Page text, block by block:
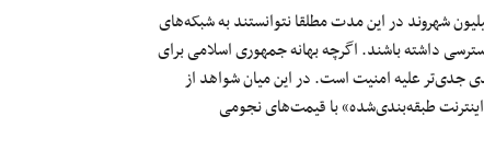
شهروند در این مدت مطلقا نتوانستند به شبکه‌های
داشته باشند. اگرچه بهانه جمهوری اسلامی برای
جدی‌تر علیه امنیت است. در این میان شواهد از
طبقه‌بندی‌شده» با قیمت‌های نجومی